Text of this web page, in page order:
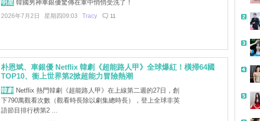
明星韓國男神車銀優驚傳在軍中悄悄受洗了！
2026年7月2日 星期四09:03 Tracy 11
朴恩斌、車銀優 Netflix 韓劇《超能路人甲》全球爆紅！橫掃64國
TOP10、衝上世界第2掀超能力冒險熱潮
韓劇 Netflix 熱門韓劇《超能路人甲》在上線第二週的27日，創
下790萬觀看次數（觀看時長除以劇集總時長），登上全球非英
語節目排行榜第2 ...